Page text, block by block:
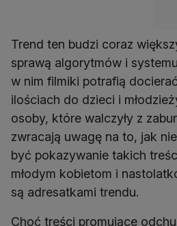
Trend ten budzi coraz
sprawą algorytmów i
w nim filmiki potrafią
ilościach do dzieci i
osoby, które walczyły z
zwracają uwagę na to, jak
być pokazywanie takich
młodym kobietom i
są adresatkami trendu.
Choć treści promujące